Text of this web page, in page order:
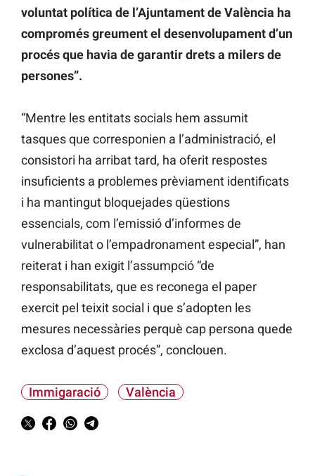
voluntat política de l’Ajuntament de València ha
compromés greument el desenvolupament d’un
procés que havia de garantir drets a milers de
persones”.
“Mentre les entitats socials hem assumit
tasques que corresponien a l’administració, el
consistori ha arribat tard, ha oferit respostes
insuficients a problemes prèviament identificats
i ha mantingut bloquejades qüestions
essencials, com l’emissió d’informes de
vulnerabilitat o l’empadronament especial”, han
reiterat i han exigit l’assumpció “de
responsabilitats, que es reconega el paper
exercit pel teixit social i que s’adopten les
mesures necessàries perquè cap persona quede
exclosa d’aquest procés”, conclouen.
Immigaració València